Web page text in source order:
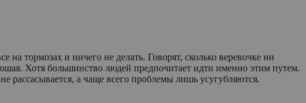
тормозах и ничего не делать. Говорят, сколько веревочке ни
Хотя большинство людей предпочитает идти именно этим путем.
рассасывается, а чаще всего проблемы лишь усугубляются.